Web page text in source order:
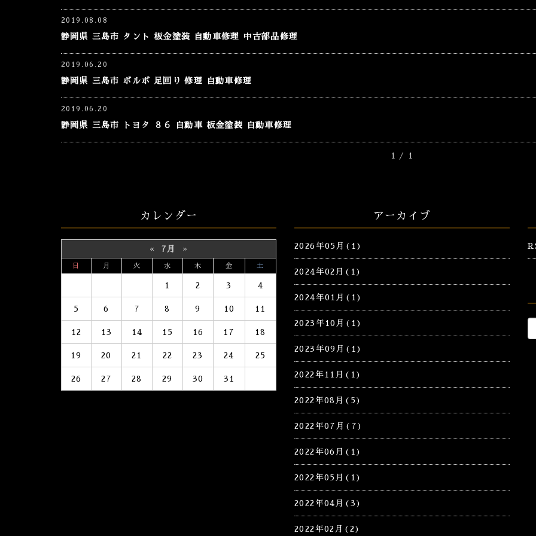
2019.08.08
静岡県 三島市 タント 板金塗装 自動車修理 中古部品修理
2019.06.20
静岡県 三島市 ボルボ 足回り 修理 自動車修理
2019.06.20
静岡県 三島市 トヨタ ８６ 自動車 板金塗装 自動車修理
1 / 1
カレンダー
« 7月 »
日 月 火 水 木 金 土
1 2 3 4
5 6 7 8 9 10 11
12 13 14 15 16 17 18
19 20 21 22 23 24 25
26 27 28 29 30 31
アーカイブ
2026年05月(1)
2024年02月(1)
2024年01月(1)
2023年10月(1)
2023年09月(1)
2022年11月(1)
2022年08月(5)
2022年07月(7)
2022年06月(1)
2022年05月(1)
2022年04月(3)
2022年02月(2)